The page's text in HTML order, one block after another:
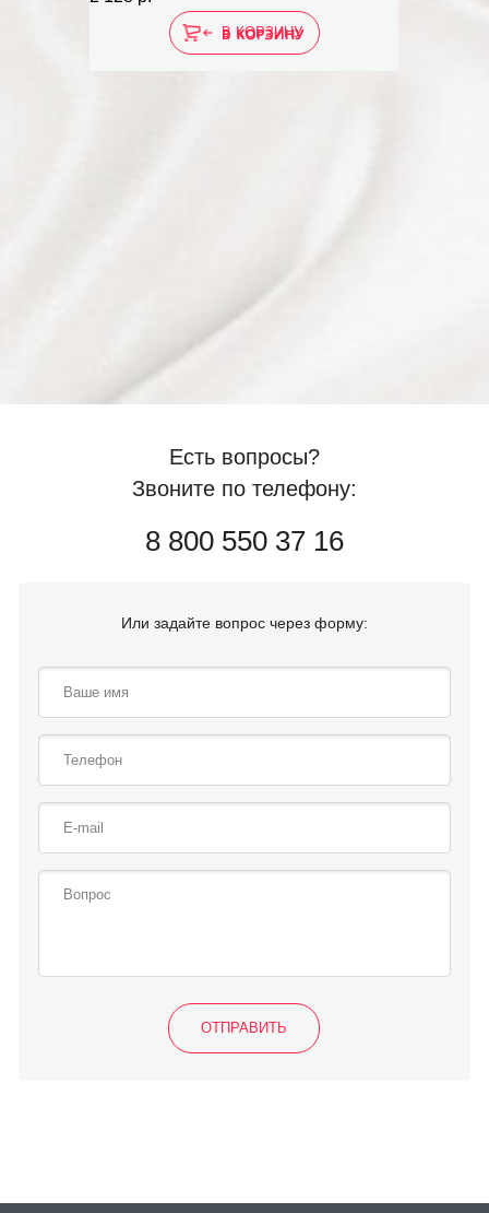
В КОРЗИНУ
Есть вопросы?
Звоните по телефону:
8 800 550 37 16
Или задайте вопрос через форму: